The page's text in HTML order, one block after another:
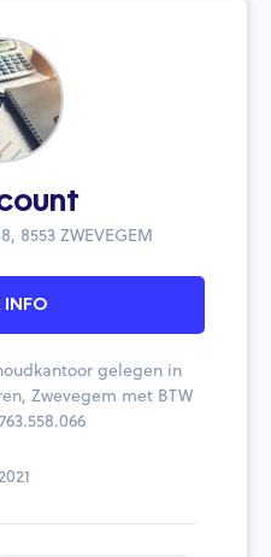
8553 ZWEVEGEM
INFO
gelegen in
Zwevegem met BTW